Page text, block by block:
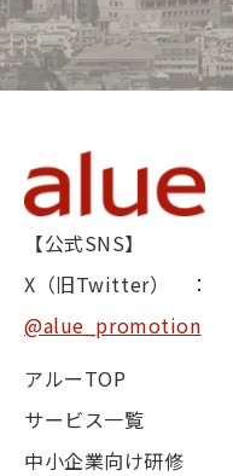
【公式SNS】
X（旧Twitter） ：
@alue_promotion
アルーTOP
サービス一覧
中小企業向け研修